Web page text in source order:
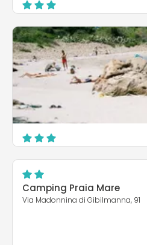
S.S. 113 km 172,9 - Finale di Pollina
Pollina
Cefalù
Camping Praia Mare
Via Madonnina di Gibilmanna, 91